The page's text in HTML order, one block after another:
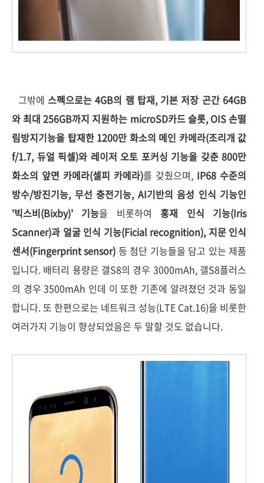
그밖에 스펙으로는 4GB의 램 탑재, 기본 저장 곤간 64GB
와 최대 256GB까지 지원하는 microSD카드 슬롯, OIS 손떨
림방지기능을 탑재한 1200만 화소의 메인 카메라(조리개 값
f/1.7, 듀얼 픽셀)와 레이저 오토 포커싱 기능을 갖춘 800만
화소의 앞면 카메라(셀피 카메라)를 갖췄으며, IP68 수준의
방수/방진기능, 무선 충전기능, AI기반의 음성 인식 기능인
'빅스비(Bixby)' 기능을 비롯하여 홍재 인식 기능(Iris
Scanner)과 얼굴 인식 기능(Ficial recognition), 지문 인식
센서(Fingerprint sensor) 등 첨단 기능들을 담고 있는 제품
입니다. 배터리 용량은 갤S8의 경우 3000mAh, 갤S8플러스
의 경우 3500mAh 인데 이 또한 기존에 알려졌던 것과 동일
합니다.또 한편으로는 네트워크 성능(LTE Cat.16)을 비롯한
여러가지 기능이 향상되었음은 두 말할 것도 없습니다.